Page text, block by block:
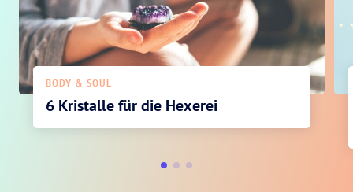
BODY & SOUL
6 Kristalle für die Hexerei